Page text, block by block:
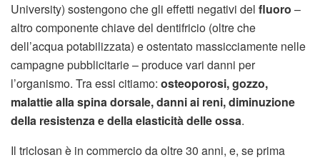
University) sostengono che gli effetti negativi del fluoro –
altro componente chiave del dentifricio (oltre che
dell’acqua potabilizzata) e ostentato massicciamente nelle
campagne pubblicitarie – produce vari danni per
l’organismo. Tra essi citiamo: osteoporosi, gozzo,
malattie alla spina dorsale, danni ai reni, diminuzione
della resistenza e della elasticità delle ossa.
Il triclosan è in commercio da oltre 30 anni, e, se prima